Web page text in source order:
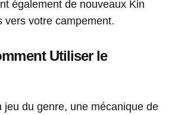
également de nouveaux Kin
vers votre campement.
Utiliser le
jeu du genre, une mécanique de